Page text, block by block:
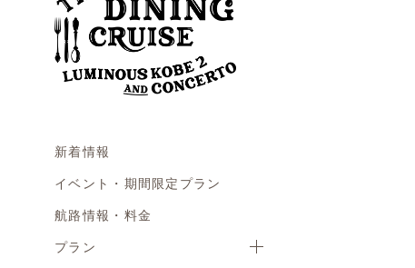
新着情報
イベント・期間限定プラン
航路情報・料金
プラン